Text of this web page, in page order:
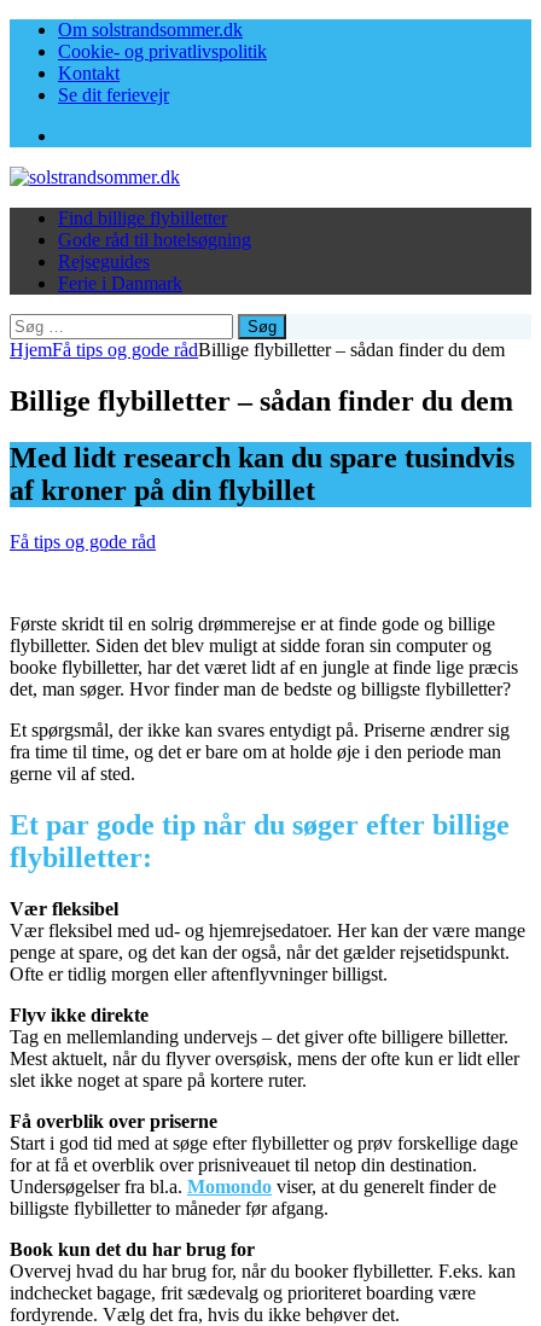
Om solstrandsommer.dk
Cookie- og privatlivspolitik
Kontakt
Se dit ferievejr
Find billige flybilletter
Gode råd til hotelsøgning
Rejseguides
Ferie i Danmark
Søg
efter:
HjemFå tips og gode rådBillige flybilletter – sådan finder du dem
Billige flybilletter – sådan finder du dem
Med lidt research kan du spare tusindvis
af kroner på din flybillet
Få tips og gode råd
Første skridt til en solrig drømmerejse er at finde gode og billige
flybilletter. Siden det blev muligt at sidde foran sin computer og
booke flybilletter, har det været lidt af en jungle at finde lige præcis
det, man søger. Hvor finder man de bedste og billigste flybilletter?
Et spørgsmål, der ikke kan svares entydigt på. Priserne ændrer sig
fra time til time, og det er bare om at holde øje i den periode man
gerne vil af sted.
Et par gode tip når du søger efter billige
flybilletter:
Vær fleksibel
Vær fleksibel med ud- og hjemrejsedatoer. Her kan der være mange
penge at spare, og det kan der også, når det gælder rejsetidspunkt.
Ofte er tidlig morgen eller aftenflyvninger billigst.
Flyv ikke direkte
Tag en mellemlanding undervejs – det giver ofte billigere billetter.
Mest aktuelt, når du flyver oversøisk, mens der ofte kun er lidt eller
slet ikke noget at spare på kortere ruter.
Få overblik over priserne
Start i god tid med at søge efter flybilletter og prøv forskellige dage
for at få et overblik over prisniveauet til netop din destination.
Undersøgelser fra bl.a. Momondo viser, at du generelt finder de
billigste flybilletter to måneder før afgang.
Book kun det du har brug for
Overvej hvad du har brug for, når du booker flybilletter. F.eks. kan
indchecket bagage, frit sædevalg og prioriteret boarding være
fordyrende. Vælg det fra, hvis du ikke behøver det.